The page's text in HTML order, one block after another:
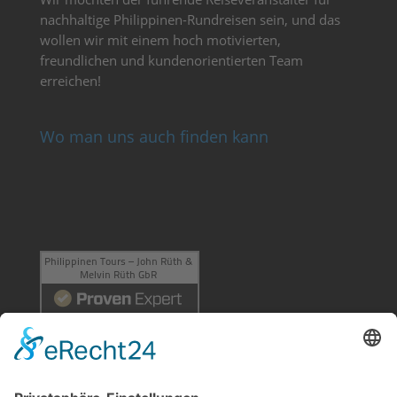
nachhaltige Philippinen-Rundreisen sein, und das
wollen wir mit einem hoch motivierten,
freundlichen und kundenorientierten Team
erreichen!
Wo man uns auch finden kann